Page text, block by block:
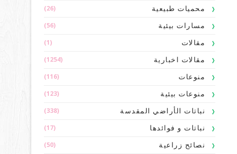
محميات طبيعية (26)
مسارات بيئية (56)
مقالات (1)
مقالات اخبارية (1254)
منوعات (116)
منوعات بيئية (123)
نباتات الأراضي المقدسة (338)
نباتات و فوائدها (17)
نصائح زراعية (50)